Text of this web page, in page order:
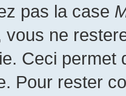
pas la case
ne
Ceci permet
Pour rester